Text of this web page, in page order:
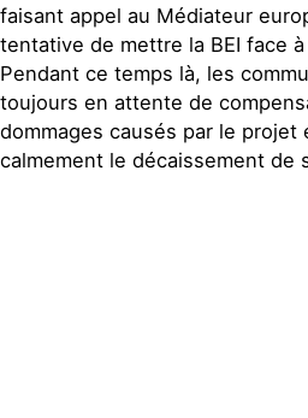
faisant appel au Médiateur
tentative de mettre la BEI face
Pendant ce temps là, les
toujours en attente de
dommages causés par le projet
calmement le décaissement de